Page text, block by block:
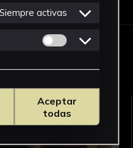
Siempre activas
Permitir cookies
Aceptar
todas